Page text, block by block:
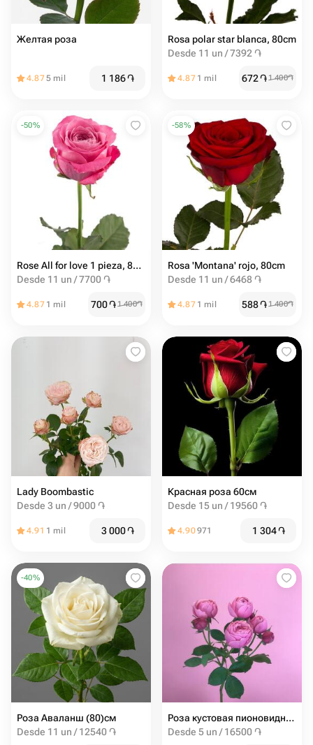
Желтая роза
4.875 mil 1 186֏
Rosa polar star blanca, 80cm
Desde 11 un / 7392 ֏
4.87 1 mil 672֏1 400֏
-50%
Rose All for love 1 pieza, 80cm
Desde 11 un / 7700 ֏
4.87 1 mil 700֏1 400֏
-58%
Rosa 'Montana' rojo, 80cm
Desde 11 un / 6468 ֏
4.87 1 mil 588֏1 400֏
Lady Boombastic
Desde 3 un / 9000 ֏
4.91 1 mil 3 000֏
Красная роза 60см
Desde 15 un / 19560 ֏
4.90971 1 304֏
-40%
Роза Аваланш (80)см
Desde 11 un / 12540 ֏
Роза кустовая пионовидная Сильва Пинк от 5шт
Desde 5 un / 16500 ֏